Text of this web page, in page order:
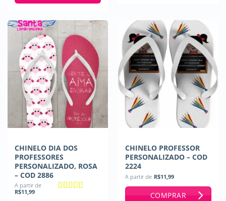
CHINELO DIA DOS
PROFESSORES
PERSONALIZADO, ROSA
– COD 2886
A partir de
R$11,99
CHINELO PROFESSOR
PERSONALIZADO – COD
2224
A partir de R$11,99
COMPRAR